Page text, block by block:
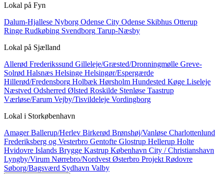
Lokal på Fyn
Dalum-Hjallese Nyborg Odense City Odense Skibhus Otterup
Ringe Rudkøbing Svendborg Tarup-Næsby
Lokal på Sjælland
Allerød Frederikssund Gilleleje/Græsted/Dronningmølle Greve-
Solrød Halsnæs Helsinge Helsingør/Espergærde
Hillerød/Fredensborg Holbæk Hørsholm Hundested Køge Liseleje
Næstved Odsherred Ølsted Roskilde Stenløse Taastrup
Værløse/Farum Vejby/Tisvildeleje Vordingborg
Lokal i Storkøbenhavn
AmagerBallerup/Herlev Birkerød Brønshøj/Vanløse Charlottenlund
Frederiksberg og Vesterbro Gentofte Glostrup Hellerup Holte
Hvidovre Islands Brygge Kastrup København City / Christianshavn
Lyngby/Virum Nørrebro/Nordvest Østerbro Projekt Rødovre
Søborg/Bagsværd Sydhavn Valby